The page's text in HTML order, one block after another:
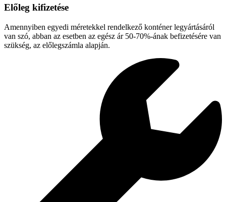
Előleg kifizetése
Amennyiben egyedi méretekkel rendelkező konténer legyártásáról
van szó, abban az esetben az egész ár 50-70%-ának befizetésére van
szükség, az előlegszámla alapján.